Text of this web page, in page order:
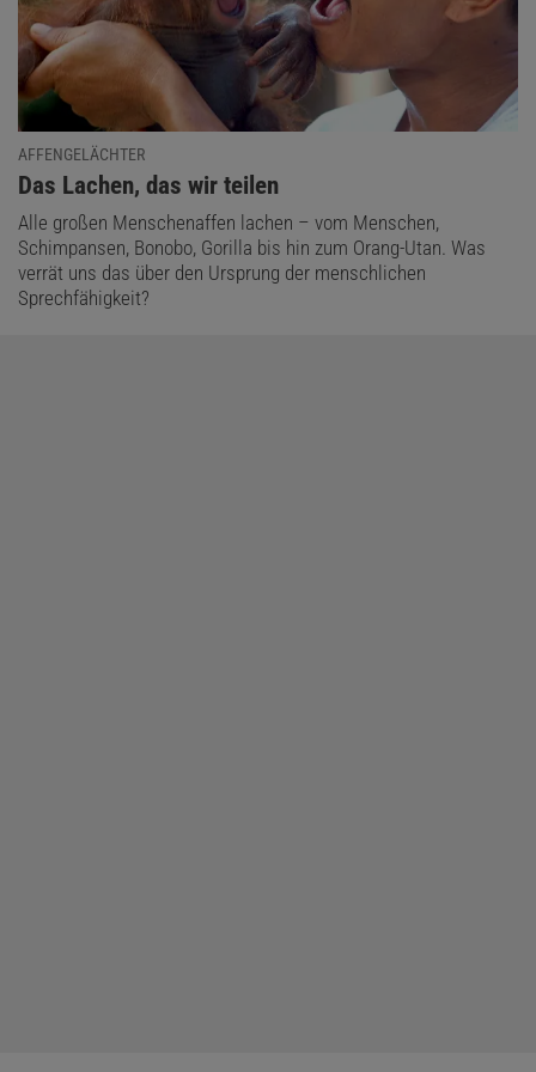
AFFENGELÄCHTER
:
Das Lachen, das wir teilen
Alle großen Menschenaffen lachen – vom Menschen,
Schimpansen, Bonobo, Gorilla bis hin zum Orang-Utan. Was
verrät uns das über den Ursprung der menschlichen
Sprechfähigkeit?